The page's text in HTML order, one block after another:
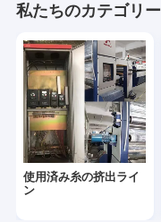
私たちのカテゴリー
使用済み糸の挤出ライ
ン